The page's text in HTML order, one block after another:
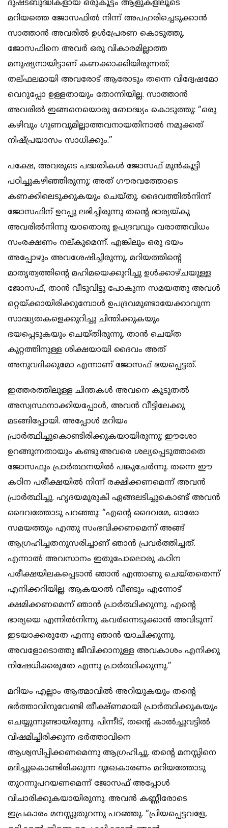
ദുഷ്ടബുദ്ധികളായ ഒരുകൂട്ടം ആളുകളിലൂടെ
മറിയത്തെ ജോസഫിൽ നിന്ന് അപഹരിച്ചെടുക്കാൻ
സാത്താൻ അവരിൽ ഉൾപ്രേരണ കൊടുത്തു.
ജോസഫിനെ അവർ ഒരു വികാരമില്ലാത്ത
മനുഷ്യനായിട്ടാണ് കണക്കാക്കിയിരുന്നത്;
തല്ഫലമായി അവരോട് ആരോടും തന്നെ വിദ്വേഷമോ
വെറുപ്പോ ഉള്ളതായും തോന്നിയില്ല. സാത്താൻ
അവരിൽ ഇങ്ങനെയൊരു ബോദ്ധ്യം കൊടുത്തു: “ഒരു
കഴിവും ഗുണവുമില്ലാത്തവനായതിനാൽ നമുക്കത്
നിഷ്പ്രയാസം സാധിക്കും.”
പക്ഷേ, അവരുടെ പദ്ധതികൾ ജോസഫ് മുൻകൂട്ടി
പഠിച്ചുകഴിഞ്ഞിരുന്നു; അത് ഗൗരവത്തോടെ
കണക്കിലെടുക്കുകയും ചെയ്തു. ദൈവത്തിൽനിന്ന്
ജോസഫിന് ഉറപ്പു ലഭിച്ചിരുന്നു തന്റെ ഭാര്യയ്കു
അവരിൽനിന്നു യാതൊരു ഉപദ്രവവും വരാത്തവിധം
സംരക്ഷണം നല്കുമെന്ന്. എങ്കിലും ഒരു ഭയം
അപ്പോഴും അവശേഷിച്ചിരുന്നു. മറിയത്തിന്റെ
മാതൃത്വത്തിന്റെ മഹിമയെക്കുറിച്ചു ഉൾക്കാഴ്ചയുള്ള
ജോസഫ്, താൻ വീടുവിട്ടു പോകുന്ന സമയത്തു അവൾ
ഒറ്റയ്ക്കായിരിക്കുമ്പോൾ ഉപദ്രവമുണ്ടായേക്കാവുന്ന
സാദ്ധ്യതകളെക്കുറിച്ചു ചിന്തിക്കുകയും
ഭയപ്പെടുകയും ചെയ്തിരുന്നു. താൻ ചെയ്ത
കുറ്റത്തിനുള്ള ശിക്ഷയായി ദൈവം അത്
അനുവദിക്കുമോ എന്നാണ് ജോസഫ് ഭയപ്പെട്ടത്.
ഇത്തരത്തിലുള്ള ചിന്തകൾ അവനെ കൂടുതൽ
അസ്വസ്ഥനാക്കിയപ്പോൾ, അവൻ വീട്ടിലേക്കു
മടങ്ങിപ്പോയി. അപ്പോൾ മറിയം
പ്രാർത്ഥിച്ചുകൊണ്ടിരിക്കുകയായിരുന്നു; ഈശോ
ഉറങ്ങുന്നതായും കണ്ടു.അവരെ ശല്യപ്പെടുത്താതെ
ജോസഫും പ്രാർത്ഥനയിൽ പങ്കുചേർന്നു. തന്നെ ഈ
കഠിന പരീക്ഷയിൽ നിന്ന് രക്ഷിക്കണമെന്ന് അവൻ
പ്രാർത്ഥിച്ചു. ഹൃദയമുരുകി ഏങ്ങലടിച്ചുകൊണ്ട് അവൻ
ദൈവത്തോടു പറഞ്ഞു: “എന്റെ ദൈവമേ, ഓരോ
സമയത്തും എന്തു സംഭവിക്കണമെന്ന് അങ്ങ്
ആഗ്രഹിച്ചതനുസരിച്ചാണ് ഞാൻ പ്രവർത്തിച്ചത്.
എന്നാൽ അവസാനം ഇതുപോലൊരു കഠിന
പരീക്ഷയിലകപ്പെടാൻ ഞാൻ എന്താണു ചെയ്തതെന്ന്
എനിക്കറിയില്ല. ആകയാൽ വീണ്ടും എന്നോട്
ക്ഷമിക്കണമെന്ന് ഞാൻ പ്രാർത്ഥിക്കുന്നു. എന്റെ
ഭാര്യയെ എന്നിൽനിന്നു കവർന്നെടുക്കാൻ അവിടുന്ന്
ഇടയാക്കരുതേ എന്നു ഞാൻ യാചിക്കുന്നു.
അവളോടൊത്തു ജീവിക്കാനുള്ള അവകാശം എനിക്കു
നിഷേധിക്കരുതേ എന്നു പ്രാർത്ഥിക്കുന്നു.”
മറിയം എല്ലാം ആത്മാവിൽ അറിയുകയും തന്റെ
ഭർത്താവിനുവേണ്ടി തീക്ഷ്ണമായി പ്രാർത്ഥിക്കുകയും
ചെയ്യുന്നുണ്ടായിരുന്നു. പിന്നീട്, തന്റെ കാൽച്ചുവട്ടിൽ
വിഷമിച്ചിരിക്കുന്ന ഭർത്താവിനെ
ആശ്വസിപ്പിക്കണമെന്നു ആഗ്രഹിച്ചു. തന്റെ മനസ്സിനെ
മദിച്ചുകൊണ്ടിരിക്കുന്ന ദുഃഖകാരണം മറിയത്തോടു
തുറന്നുപറയണമെന്ന് ജോസഫ് അപ്പോൾ
വിചാരിക്കുകയായിരുന്നു. അവൻ കണ്ണീരോടെ
ഇപ്രകാരം മനസ്സുതുറന്നു പറഞ്ഞു. “പ്രിയപ്പെട്ടവളേ,